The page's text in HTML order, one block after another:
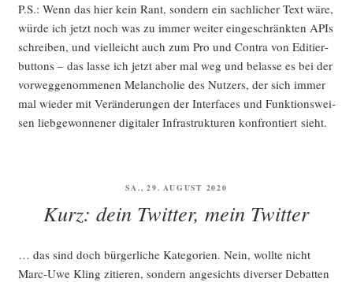
P.S.: Wenn das hier kein Rant, son­dern ein sach­li­cher Text wäre,
wür­de ich jetzt noch was zu immer wei­ter ein­ge­schränk­ten APIs
schrei­ben, und viel­leicht auch zum Pro und Con­tra von Edi­tier­
but­tons – das las­se ich jetzt aber mal weg und belas­se es bei der
vor­weg­ge­nom­me­nen Melan­cho­lie des Nut­zers, der sich immer
mal wie­der mit Ver­än­de­run­gen der Inter­faces und Funk­ti­ons­wei­
sen lieb­ge­won­ne­ner digi­ta­ler Infra­struk­tu­ren kon­fron­tiert sieht.
VERÖFFENTLICHT
SA., 29. AUGUST 2020
Kurz: dein Twitter, mein Twitter
… das sind doch bür­ger­li­che Kate­go­rien. Nein, woll­te nicht
Marc-Uwe Kling zitie­ren, son­dern ange­sichts diver­ser Debat­ten